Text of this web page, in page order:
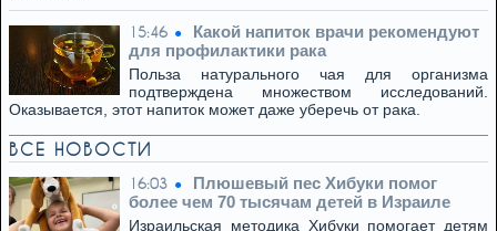
15:46
Какой напиток врачи рекомендуют
для профилактики рака
Польза натурального чая для организма
подтверждена множеством исследований.
Оказывается, этот напиток может даже уберечь от рака.
ВСЕ НОВОСТИ
16:03
Плюшевый пес Хибуки помог
более чем 70 тысячам детей в Израиле
Израильская методика Хибуки помогает детям